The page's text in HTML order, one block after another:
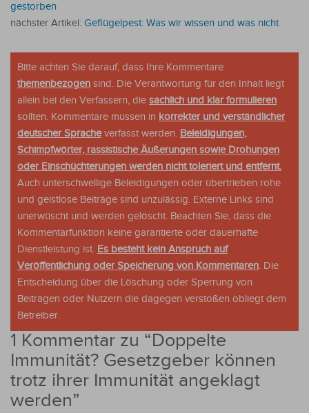
gestorben
nächster Artikel: Geflügelpest: Was wir wissen und was nicht
Bitte achten Sie darauf, dass Ihre Kommentare
themenbezogen sind. Die Verantwortung für den Inhalt liegt
allein bei den Verfassern, die sachlich und klar formulieren
sollten. Kommentare müssen in korrekter und verständlicher
deutscher Spracheverfasst werden. Beleidigungen,
Schimpfwörter, rassistische Äußerungen sowie Drohungen
oder Einschüchterungen werden nicht toleriert und entfernt.
Auch unterschwellige Beleidigungen oder übertrieben rohe
und geistlose Beiträge sind unzulässig. Externe Links sind
unerwüscht und werden gelöscht. Beachten Sie, dass die
Kommentarfunktion keine garantierte oder dauerhafte
Dienstleistung ist. Es besteht kein Anspruch auf
Veröffentlichung oder Speicherung von Kommentaren. Die
Entscheidung über die Löschung oder Sperrung von
Beiträgen oder Nutzern die dagegen verstoßen obliegt dem
Betreiber.
1 Kommentar zu “Doppelte
Immunität? Gesetzgeber können
trotz ihrer Immunität angeklagt
werden”